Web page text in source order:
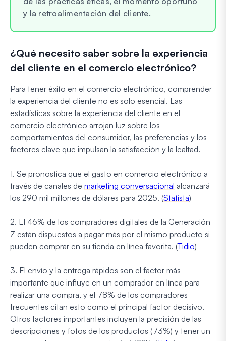
y la retroalimentación del cliente.
¿Qué necesito saber sobre la experiencia
del cliente en el comercio electrónico?
Para tener éxito en el comercio electrónico, comprender
la experiencia del cliente no es solo esencial. Las
estadísticas sobre la experiencia del cliente en el
comercio electrónico arrojan luz sobre los
comportamientos del consumidor, las preferencias y los
factores clave que impulsan la satisfacción y la lealtad.
1. Se pronostica que el gasto en comercio electrónico a
través de canales de marketing conversacional alcanzará
los 290 mil millones de dólares para 2025. (Statista)
2. El 46% de los compradores digitales de la Generación
Z están dispuestos a pagar más por el mismo producto si
pueden comprar en su tienda en línea favorita. (Tidio)
3. El envío y la entrega rápidos son el factor más
importante que influye en un comprador en línea para
realizar una compra, y el 78% de los compradores
frecuentes citan esto como el principal factor decisivo.
Otros factores importantes incluyen la precisión de las
descripciones y fotos de los productos (73%) y tener un